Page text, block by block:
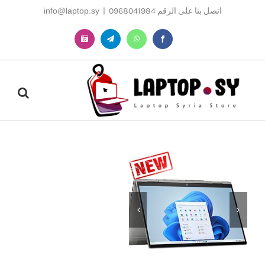
اتصل بنا على الرقم 0968041984 |
info@laptop.sy
Facebook
WhatsApp
Telegram
Instagram